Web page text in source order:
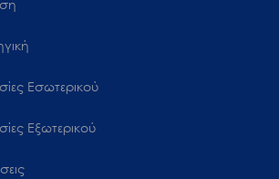
Εσωτερικού
Εξωτερικού